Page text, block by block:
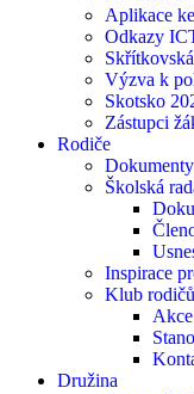
Aplikace
Odkazy
Výzva k
Skotsko
Zástupci
Rodiče
Školská
Inspirace
Klub
Akce
Družina